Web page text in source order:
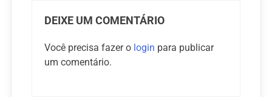
DEIXE UM COMENTÁRIO
Você precisa fazer o login para publicar
um comentário.